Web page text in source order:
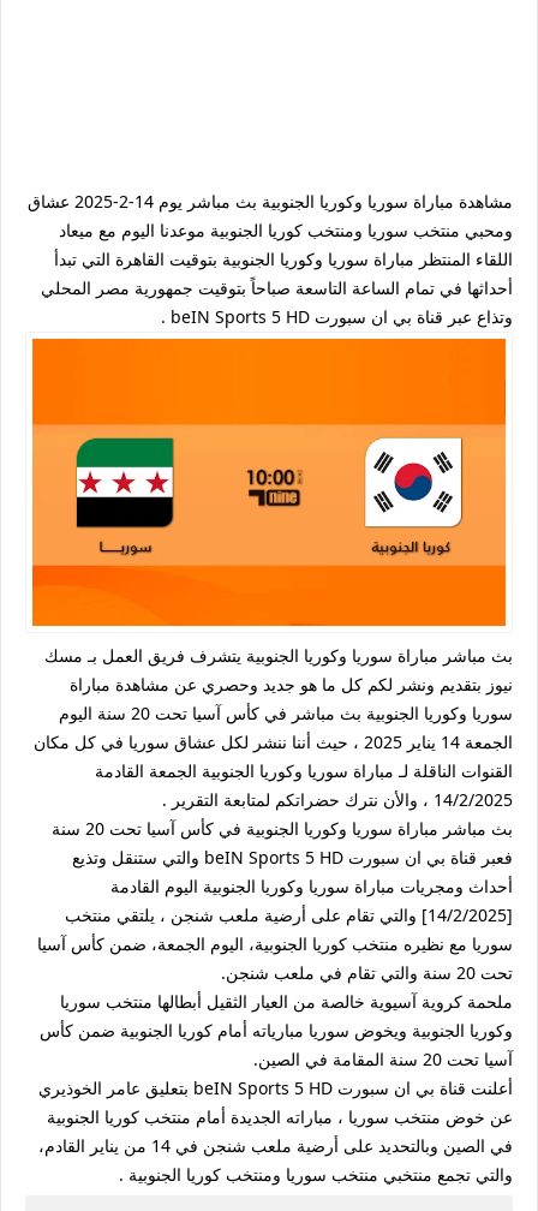
مشاهدة مباراة سوريا وكوريا الجنوبية بث مباشر يوم 14-2-2025 عشاق
ومحبي منتخب سوريا ومنتخب كوريا الجنوبية موعدنا اليوم مع ميعاد
اللقاء المنتظر مباراة سوريا وكوريا الجنوبية بتوقيت القاهرة التي تبدأ
أحداثها في تمام الساعة التاسعة صباحاً بتوقيت جمهورية مصر المحلي
وتذاع عبر قناة بي ان سبورت beIN Sports 5 HD .
بث مباشر مباراة سوريا وكوريا الجنوبية يتشرف فريق العمل بـ مسك
نيوز بتقديم ونشر لكم كل ما هو جديد وحصري عن مشاهدة مباراة
سوريا وكوريا الجنوبية بث مباشر في كأس آسيا تحت 20 سنة اليوم
الجمعة 14 يناير 2025 ، حيث أننا ننشر لكل عشاق سوريا في كل مكان
القنوات الناقلة لـ مباراة سوريا وكوريا الجنوبية الجمعة القادمة
14/2/2025 ، والأن نترك حضراتكم لمتابعة التقرير .
بث مباشر مباراة سوريا وكوريا الجنوبية في كأس آسيا تحت 20 سنة
فعبر قناة بي ان سبورت beIN Sports 5 HD والتي ستنقل وتذيع
أحداث ومجريات مباراة سوريا وكوريا الجنوبية اليوم القادمة
[14/2/2025] والتي تقام على أرضية ملعب شنجن ، يلتقي منتخب
سوريا مع نظيره منتخب كوريا الجنوبية، اليوم الجمعة، ضمن كأس آسيا
تحت 20 سنة والتي تقام في ملعب شنجن.
ملحمة كروية آسيوية خالصة من العيار الثقيل أبطالها منتخب سوريا
وكوريا الجنوبية ويخوض سوريا مبارياته أمام كوريا الجنوبية ضمن كأس
آسيا تحت 20 سنة المقامة في الصين.
أعلنت قناة بي ان سبورت beIN Sports 5 HD بتعليق عامر الخوذيري
عن خوض منتخب سوريا ، مباراته الجديدة أمام منتخب كوريا الجنوبية
في الصين وبالتحديد على أرضية ملعب شنجن في 14 من يناير القادم،
والتي تجمع منتخبي منتخب سوريا ومنتخب كوريا الجنوبية .